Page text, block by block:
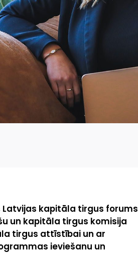
Latvijas kapitāla tirgus forums
un kapitāla tirgus komisija
tirgus attīstībai un ar
ieviešanu un